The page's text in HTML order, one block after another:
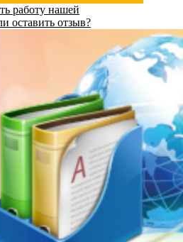
работу нашей
оставить отзыв?